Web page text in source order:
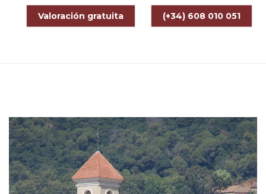
Valoración gratuita (+34) 608 010 051